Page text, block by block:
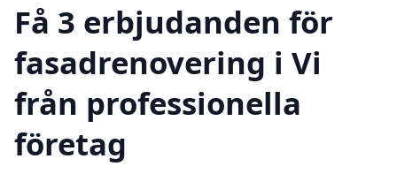
Få 3 erbjudanden för
fasadrenovering i Vi
från professionella
företag